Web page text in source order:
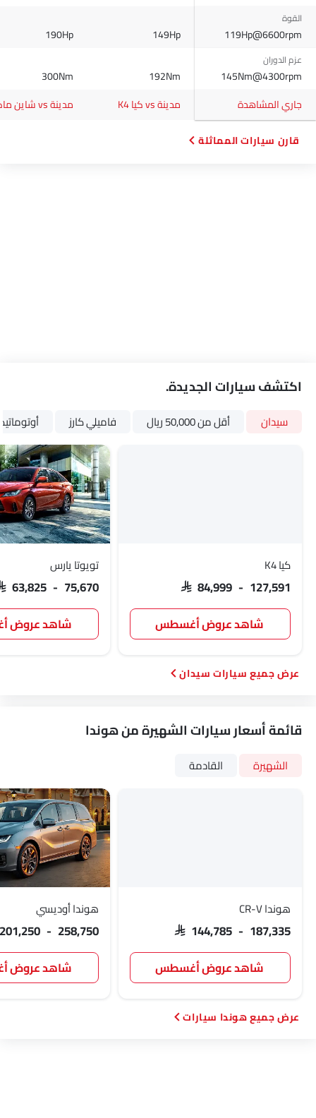
القوة
119Hp@6600rpm
149Hp
190Hp
عزم الدوران
145Nm@4300rpm
192Nm
300Nm
جاري المشاهدة
مدينة vs كيا K4
مدينة vs شاين ماكس
قارن سيارات المماثلة
اكتشف سيارات الجديدة.
سيدان أقل من 50,000 ريال فاميلي كارز
كيا K4
SAR 84,999 - 127,591
شاهد عروض أغسطس
تويوتا يارس
63,825 - 75,670
شاهد عروض
سيارات سيدان
قائمة أسعار سيارات الشهيرة من هوندا
الشهيرة القادمة
هوندا CR-V
SAR 144,785 - 187,335
شاهد عروض أغسطس
هوندا أوديسي
201,250 - 258,750
شاهد عروض
هوندا سيارات